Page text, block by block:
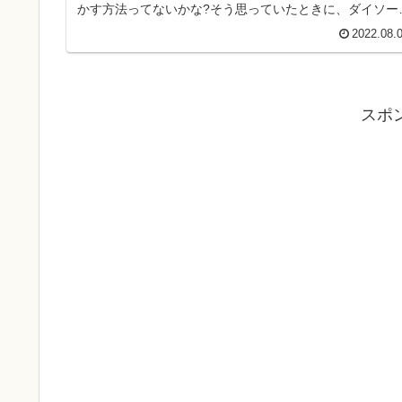
かす方法ってないかな?そう思っていたときに、ダイソー
スポ